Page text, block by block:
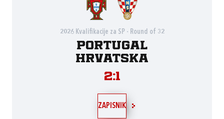
2026 Kvalifikacije za SP - Round of 32
Portugal
Hrvatska
2:1
ZAPISNIK